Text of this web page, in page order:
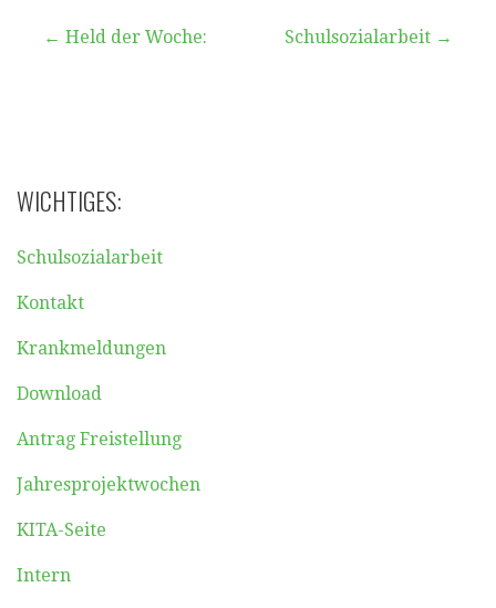
Beitragsnavigation
← Held der Woche: Schulsozialarbeit →
WICHTIGES:
Schulsozialarbeit
Kontakt
Krankmeldungen
Download
Antrag Freistellung
Jahresprojektwochen
KITA-Seite
Intern